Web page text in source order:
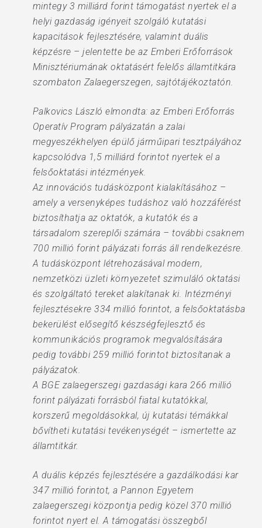
mintegy 3 milliárd forint támogatást nyertek el a
helyi gazdaság igényeit szolgáló kutatási
kapacitások fejlesztésére, valamint duális
képzésre – jelentette be az Emberi Erőforrások
Minisztériumának oktatásért felelős államtitkára
szombaton Zalaegerszegen, sajtótájékoztatón.
Palkovics László elmondta: az Emberi Erőforrás
Operatív Program pályázatán a zalai
megyeszékhelyen épülő járműipari tesztpályához
kapcsolódva 1,5 milliárd forintot nyertek el a
felsőoktatási intézmények.
Az innovációs tudásközpont kialakításához –
amely a versenyképes tudáshoz való hozzáférést
biztosíthatja az oktatók, a kutatók és a
társadalom szereplői számára – további csaknem
700 millió forint pályázati forrás áll rendelkezésre.
A tudásközpont létrehozásával modern,
nemzetközi üzleti környezetet szimuláló oktatási
és szolgáltató tereket alakítanak ki. Intézményi
fejlesztésekre 334 millió forintot, a felsőoktatásba
bekerülést elősegítő készségfejlesztő és
kommunikációs programok megvalósítására
pedig további 259 millió forintot biztosítanak a
pályázatok.
A BGE zalaegerszegi gazdasági kara 266 millió
forint pályázati forrásból fiatal kutatókkal,
korszerű megoldásokkal, új kutatási témákkal
bővítheti kutatási tevékenységét – ismertette az
államtitkár.
A duális képzés fejlesztésére a gazdálkodási kar
347 millió forintot, a Pannon Egyetem
zalaegerszegi központja pedig közel 370 millió
forintot nyert el. A támogatási összegből